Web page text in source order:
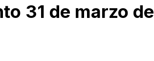
31 de marzo de